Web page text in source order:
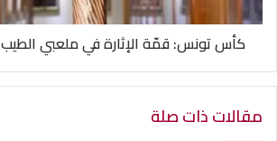
كأس تونس: قمّة الإثارة في ملعبي
مقالات ذات صلة